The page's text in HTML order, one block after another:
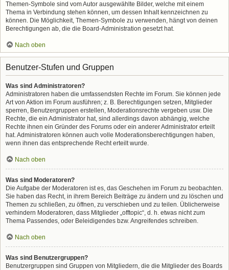
Themen-Symbole sind vom Autor ausgewählte Bilder, welche mit einem
Thema in Verbindung stehen können, um dessen Inhalt kennzeichnen zu
können. Die Möglichkeit, Themen-Symbole zu verwenden, hängt von deinen
Berechtigungen ab, die die Board-Administration gesetzt hat.
Nach oben
Benutzer-Stufen und Gruppen
Was sind Administratoren?
Administratoren haben die umfassendsten Rechte im Forum. Sie können jede
Art von Aktion im Forum ausführen; z. B. Berechtigungen setzen, Mitglieder
sperren, Benutzergruppen erstellen, Moderationsrechte vergeben usw. Die
Rechte, die ein Administrator hat, sind allerdings davon abhängig, welche
Rechte ihnen ein Gründer des Forums oder ein anderer Administrator erteilt
hat. Administratoren können auch volle Moderationsberechtigungen haben,
wenn ihnen das entsprechende Recht erteilt wurde.
Nach oben
Was sind Moderatoren?
Die Aufgabe der Moderatoren ist es, das Geschehen im Forum zu beobachten.
Sie haben das Recht, in ihrem Bereich Beiträge zu ändern und zu löschen und
Themen zu schließen, zu öffnen, zu verschieben und zu teilen. Üblicherweise
verhindern Moderatoren, dass Mitglieder „offtopic“, d. h. etwas nicht zum
Thema Passendes, oder Beleidigendes bzw. Angreifendes schreiben.
Nach oben
Was sind Benutzergruppen?
Benutzergruppen sind Gruppen von Mitgliedern, die die Mitglieder des Boards